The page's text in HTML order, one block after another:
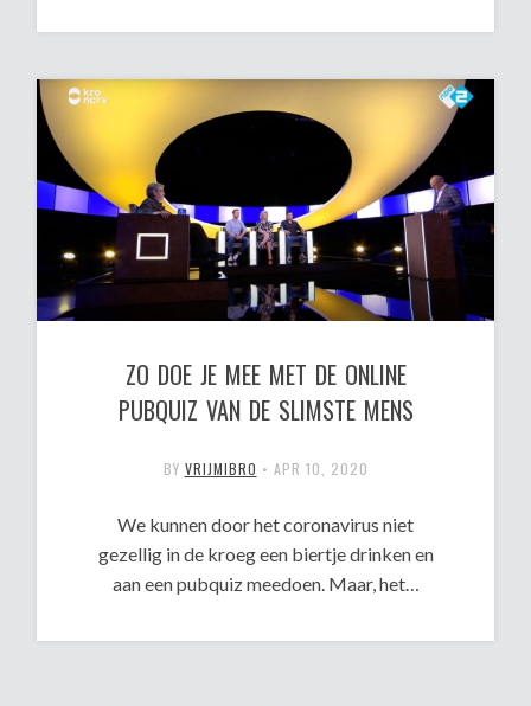
ZO DOE JE MEE MET DE ONLINE
PUBQUIZ VAN DE SLIMSTE MENS
BY VRIJMIBRO • APR 10, 2020
We kunnen door het coronavirus niet
gezellig in de kroeg een biertje drinken en
aan een pubquiz meedoen. Maar, het…